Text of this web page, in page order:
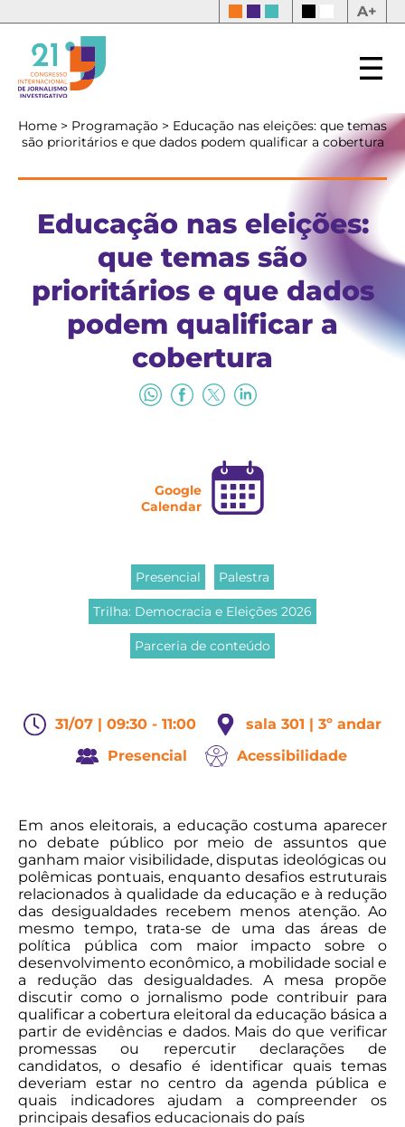
A+
Home > Programação > Educação nas eleições: que temas
são prioritários e que dados podem qualificar a cobertura
Educação nas eleições:
que temas são
prioritários e que dados
podem qualificar a
cobertura
Google
Calendar
Presencial Palestra
Trilha: Democracia e Eleições 2026
Parceria de conteúdo
31/07 | 09:30 - 11:00
sala 301 | 3º andar
Presencial
Acessibilidade
Em anos eleitorais, a educação costuma aparecer
no debate público por meio de assuntos que
ganham maior visibilidade, disputas ideológicas ou
polêmicas pontuais, enquanto desafios estruturais
relacionados à qualidade da educação e à redução
das desigualdades recebem menos atenção. Ao
mesmo tempo, trata-se de uma das áreas de
política pública com maior impacto sobre o
desenvolvimento econômico, a mobilidade social e
a redução das desigualdades. A mesa propõe
discutir como o jornalismo pode contribuir para
qualificar a cobertura eleitoral da educação básica a
partir de evidências e dados. Mais do que verificar
promessas ou repercutir declarações de
candidatos, o desafio é identificar quais temas
deveriam estar no centro da agenda pública e
quais indicadores ajudam a compreender os
principais desafios educacionais do país